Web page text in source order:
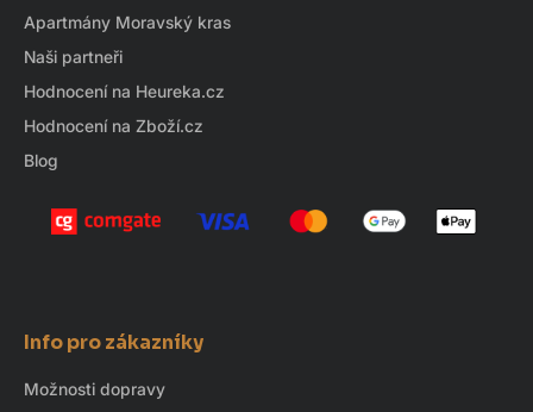
Apartmány Moravský kras
Naši partneři
Hodnocení na Heureka.cz
Hodnocení na Zboží.cz
Blog
Info pro zákazníky
Možnosti dopravy